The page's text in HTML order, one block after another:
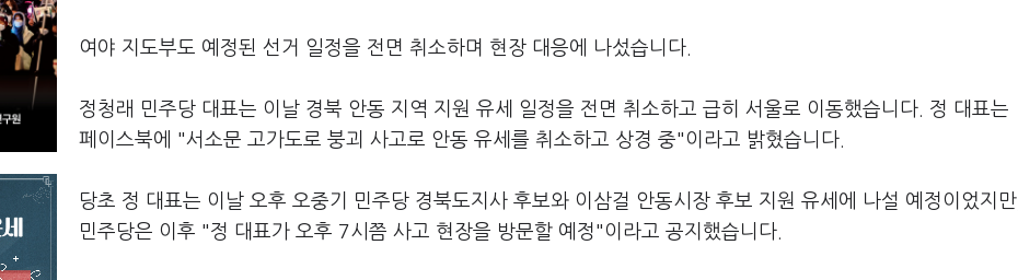
여야 지도부도 예정된 선거 일정을 전면 취소하며 현장 대응에 나섰습니다.
정청래 민주당 대표는 이날 경북 안동 지역 지원 유세 일정을 전면 취소하고 급히 서울로 이동했습니다. 정 대표는
페이스북에 "서소문 고가도로 붕괴 사고로 안동 유세를 취소하고 상경 중"이라고 밝혔습니다.
당초 정 대표는 이날 오후 오중기 민주당 경북도지사 후보와 이삼걸 안동시장 후보 지원 유세에 나설 예정이었지만,
민주당은 이후 "정 대표가 오후 7시쯤 사고 현장을 방문할 예정"이라고 공지했습니다.